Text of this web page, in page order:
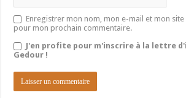
Enregistrer mon nom, mon e-mail et mon
pour mon prochain commentaire.
J'en profite pour m'inscrire à la lettre
Gedour !